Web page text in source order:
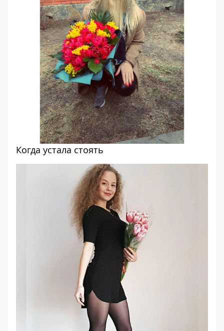
Когда устала стоять